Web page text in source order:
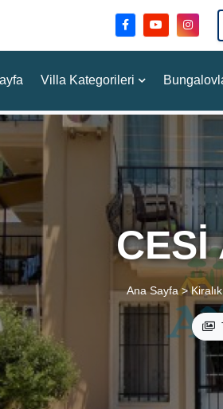
Villa Kategorileri
CESI
Ana Sayfa >